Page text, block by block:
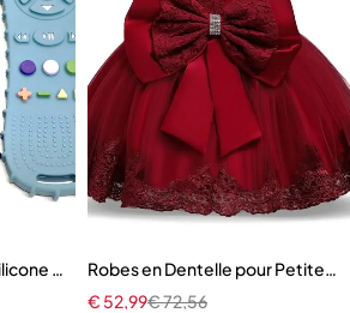
pour bébé
Robes en Dentelle pour Petite
€72,56
€ 52,99